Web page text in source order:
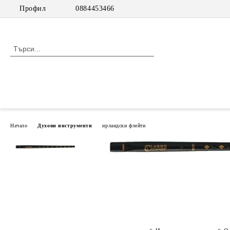
Профил 0884453466
Начало Духови инструменти ирландски флейти